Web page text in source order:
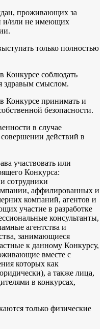
проживающих за
и/или не имеющих
только полностью
Конкурсе соблюдать
здравым смыслом.
Конкурсе принимать и
безопасности.
в случае
действий в
участвовать или
Конкурса:
сотрудники
аффилированных и
компаний, агентов и
участие в разработке
консультанты,
агентства и
занимающиеся
к данному Конкурсу,
вместе с
которых как
а также лица,
в конкурсах,
только физические